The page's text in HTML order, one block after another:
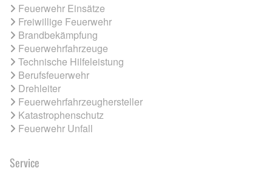
Feuerwehr Einsätze
Freiwillige Feuerwehr
Brandbekämpfung
Feuerwehrfahrzeuge
Technische Hilfeleistung
Berufsfeuerwehr
Drehleiter
Feuerwehrfahrzeughersteller
Katastrophenschutz
Feuerwehr Unfall
Service